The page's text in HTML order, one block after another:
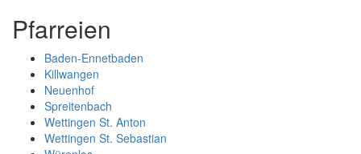
Pfarreien
Baden-Ennetbaden
Killwangen
Neuenhof
Spreitenbach
Wettingen St. Anton
Wettingen St. Sebastian